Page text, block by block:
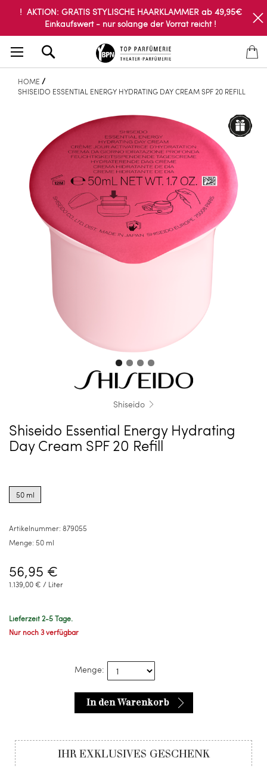
! AKTION: GRATIS STYLISCHE HAARKLAMMER ab 49,95€
Einkaufswert - nur solange der Vorrat reicht !
HOME
SHISEIDO ESSENTIAL ENERGY HYDRATING DAY CREAM SPF 20 REFILL
Shiseido
Shiseido Essential Energy Hydrating
Day Cream SPF 20 Refill
options
for50 ml
Artikelnummer: 879055
Menge: 50 ml
56,95 €
1.139,00 € / Liter
Lieferzeit 2-5 Tage.
Nur noch 3 verfügbar
Menge:
In den Warenkorb
IHR EXKLUSIVES GESCHENK